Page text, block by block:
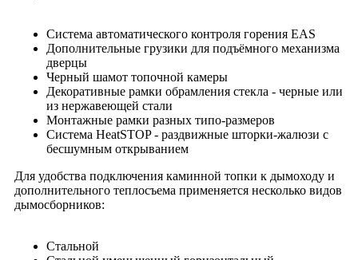
Система автоматического контроля горения EAS
Дополнительные грузики для подъёмного механизма
дверцы
Черный шамот топочной камеры
Декоративные рамки обрамления стекла - черные или
из нержавеющей стали
Монтажные рамки разных типо-размеров
Система HeatSTOP - раздвижные шторки-жалюзи с
бесшумным открыванием
Для удобства подключения каминной топки к дымоходу и
дополнительного теплосъема применяется несколько видов
дымосборников:
Стальной